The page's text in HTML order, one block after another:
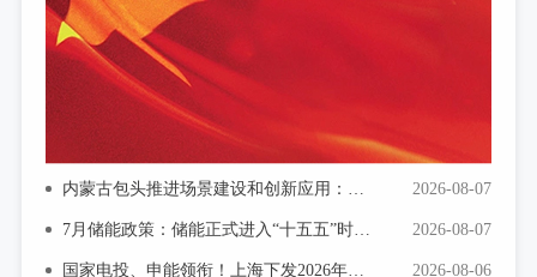
内蒙古包头推进场景建设和创新应用：谋划新型储能、智能电网等相关场景 2026-08-07
7月储能政策：储能正式进入“十五五”时间 虚拟电厂与绿电直连成热点 2026-08-07
国家电投、申能领衔！上海下发2026年1.79GW风光指标 2026-08-06